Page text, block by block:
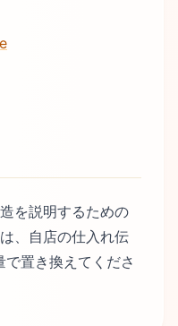
を説明するための
、自店の仕入れ伝
で置き換えてくださ